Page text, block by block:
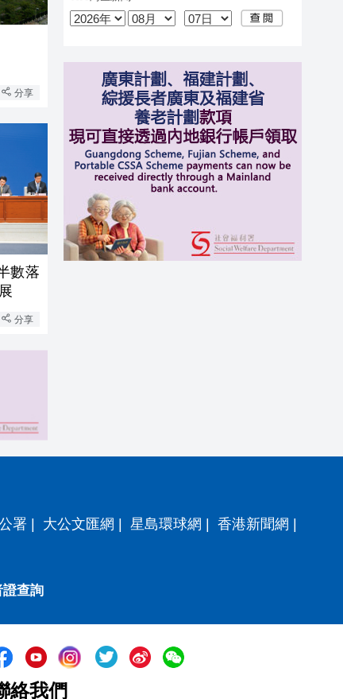
分享
數落
分享
署 大公文匯網 星島環球網 香港新聞網
證查詢
絡我們